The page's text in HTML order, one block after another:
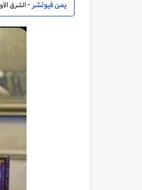
يمن فيوتشر - الشرق